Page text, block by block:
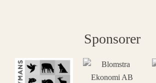
Sponsorer